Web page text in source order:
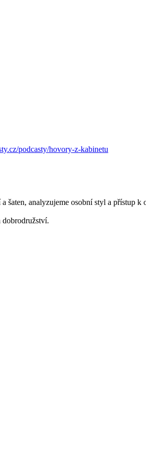
podcasty/hovory-z-kabinetu
šaten, analyzujeme osobní styl a přístup k
dobrodružství.